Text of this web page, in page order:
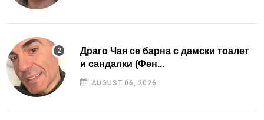
Драго Чая се барна с дамски тоалет
и сандалки (Фен...
AUGUST 06, 2026